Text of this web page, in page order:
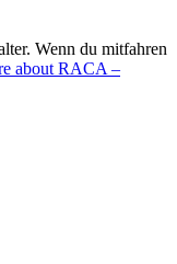
Wenn du mitfahren
about RACA –